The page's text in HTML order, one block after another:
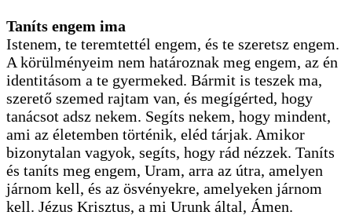
Taníts engem ima
Istenem, te teremtettél engem, és te szeretsz engem.
A körülményeim nem határoznak meg engem, az én
identitásom a te gyermeked. Bármit is teszek ma,
szerető szemed rajtam van, és megígérted, hogy
tanácsot adsz nekem. Segíts nekem, hogy mindent,
ami az életemben történik, eléd tárjak. Amikor
bizonytalan vagyok, segíts, hogy rád nézzek. Taníts
és taníts meg engem, Uram, arra az útra, amelyen
járnom kell, és az ösvényekre, amelyeken járnom
kell. Jézus Krisztus, a mi Urunk által, Ámen.